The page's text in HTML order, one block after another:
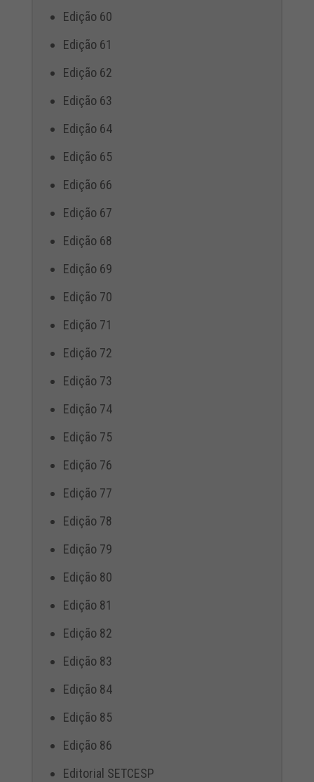
Edição 60
Edição 61
Edição 62
Edição 63
Edição 64
Edição 65
Edição 66
Edição 67
Edição 68
Edição 69
Edição 70
Edição 71
Edição 72
Edição 73
Edição 74
Edição 75
Edição 76
Edição 77
Edição 78
Edição 79
Edição 80
Edição 81
Edição 82
Edição 83
Edição 84
Edição 85
Edição 86
Editorial SETCESP